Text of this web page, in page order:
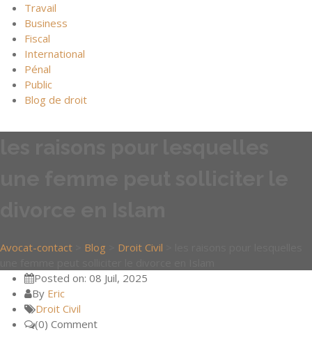
Travail
Business
Fiscal
International
Pénal
Public
Blog de droit
Avocat-contact Blog Droit Civil
Posted on: 08 Juil, 2025
By Eric
Droit Civil
(0) Comment